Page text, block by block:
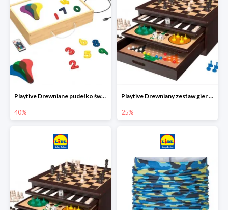
Playtive Drewniane pudełko świetlne MONTESSORI
40%
Playtive Drewniany zestaw gier 10 w 1
25%